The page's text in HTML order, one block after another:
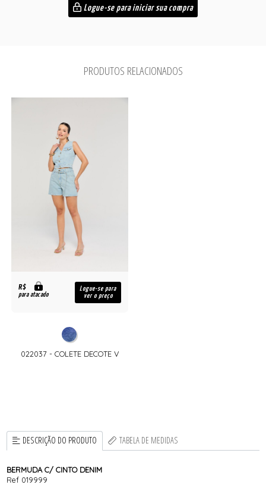
Logue-se para iniciar sua compra
PRODUTOS RELACIONADOS
R$
para atacado
Logue-se para
ver o preço
022037 - COLETE DECOTE V
DESCRIÇÃO DO PRODUTO TABELA DE MEDIDAS
BERMUDA C/ CINTO DENIM
Ref 019999